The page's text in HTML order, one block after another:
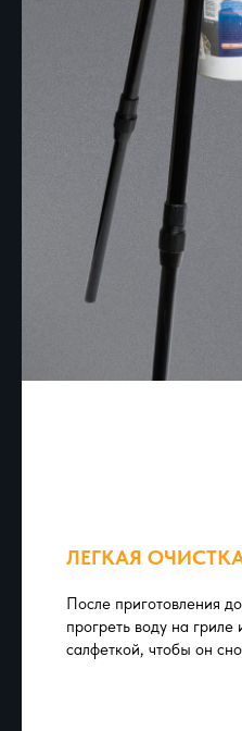
ЛЕГКАЯ
После приготовления
прогреть воду на гриле
салфеткой, чтобы он